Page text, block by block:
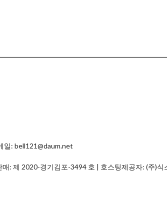
일: bell121@daum.net
매: 제 2020-경기김포-3494 호 | 호스팅제공자: (주)식